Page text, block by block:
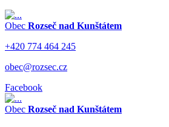
Obec Rozseč nad Kunštátem
+420 774 464 245
obec@rozsec.cz
Facebook
Obec Rozseč nad Kunštátem